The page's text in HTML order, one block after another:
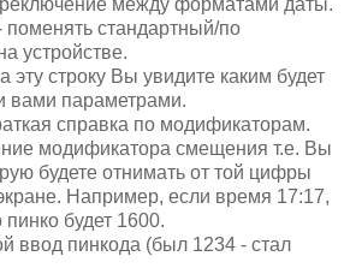
стандартный/по
устройстве.
эту строку Вы увидите каким будет
вами параметрами.
справка по модификаторам.
модификатора смещения т.е. Вы
будете отнимать от той цифры
Например, если время 17:17,
будет 1600.
ввод пинкода (был 1234 - стал